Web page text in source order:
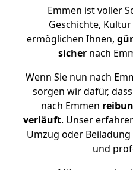
Emmen ist voller
Geschichte,
ermöglichen Ihnen,
sicher nach
Wenn Sie nun nach
sorgen wir dafür,
nach Emmen
verläuft. Unser
Umzug oder
und